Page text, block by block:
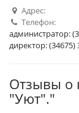
Адрес:
Телефон:
администратор:
директор: (34675)
Отзывы о
"Уют"."